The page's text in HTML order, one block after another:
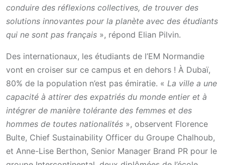
conduire des réflexions collectives, de trouver des
solutions innovantes pour la planète avec des étudiants
qui ne sont pas français », répond Elian Pilvin.
Des internationaux, les étudiants de l’EM Normandie
vont en croiser sur ce campus et en dehors ! À Dubaï,
80% de la population n’est pas émiratie. « La ville a une
capacité à attirer des expatriés du monde entier et à
intégrer de manière tolérante des femmes et des
hommes de toutes nationalités », observent Florence
Bulte, Chief Sustainability Officer du Groupe Chalhoub,
et Anne-Lise Berthon, Senior Manager Brand PR pour le